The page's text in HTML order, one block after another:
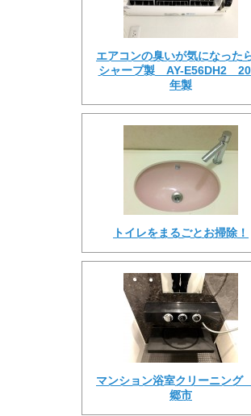
エアコンの臭いが気になった
シャープ製 AY-E56DH2
年製
トイレをまるごとお掃除！
マンション浴室クリーニン
郷市